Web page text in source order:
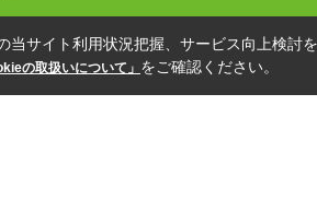
当サイト利用状況把握、サービス向上検討
の取扱いについて」 をご確認ください。